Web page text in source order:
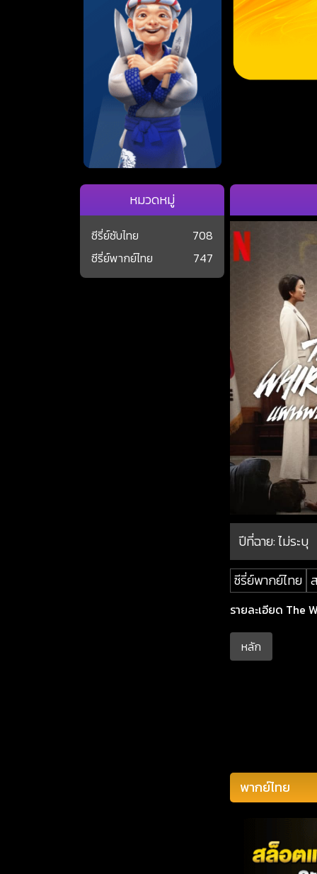
ปีที่ฉาย:ไม่ระบุ
ซีรี่ย์พากย์ไทย
รายละเอียด The
หลัก
หมวดหมู่
ซีรี่ย์ซับไทย
708
ซีรี่ย์พากย์ไทย
747